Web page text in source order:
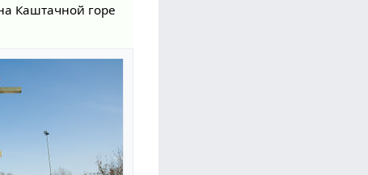
Каштачной горе